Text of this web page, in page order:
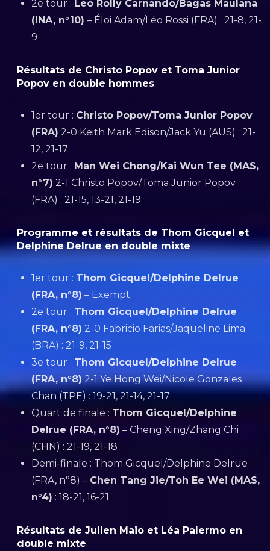
2e tour : Leo Rolly Carnando/Bagas Maulana
(INA, n°10) – Éloi Adam/Léo Rossi (FRA) : 21-8, 21-
9
Résultats de Christo Popov et Toma Junior
Popov en double hommes
1er tour : Christo Popov/Toma Junior Popov
(FRA) 2-0 Keith Mark Edison/Jack Yu (AUS) : 21-
12, 21-17
2e tour : Man Wei Chong/Kai Wun Tee (MAS,
n°7) 2-1 Christo Popov/Toma Junior Popov
(FRA) : 21-15, 13-21, 21-19
Programme et résultats de Thom Gicquel et
Delphine Delrue en double mixte
1er tour : Thom Gicquel/Delphine Delrue
(FRA, n°8) – Exempt
2e tour : Thom Gicquel/Delphine Delrue
(FRA, n°8) 2-0 Fabricio Farias/Jaqueline Lima
(BRA) : 21-9, 21-15
3e tour : Thom Gicquel/Delphine Delrue
(FRA, n°8)2-1 Ye Hong Wei/Nicole Gonzales
Chan (TPE) : 19-21, 21-14, 21-17
Quart de finale : Thom Gicquel/Delphine
Delrue (FRA, n°8) – Cheng Xing/Zhang Chi
(CHN) : 21-19, 21-18
Demi-finale : Thom Gicquel/Delphine Delrue
(FRA, n°8) – Chen Tang Jie/Toh Ee Wei (MAS,
n°4) : 18-21, 16-21
Résultats de Julien Maio et Léa Palermo en
double mixte